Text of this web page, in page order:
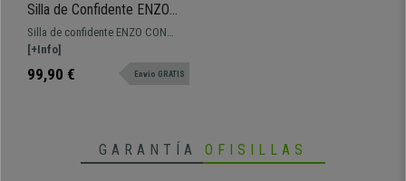
Silla de Confidente ENZO
CON BRAZOS, Cómoda y
Práctica, Apilable, Color
Silla de confidente ENZO CON
BRAZOS, precioso diseño
vanguardista. Perfecto para salas
de espera o de conferencias.
[+Info]
99,90 € Envio GRATIS
GARANTÍA OFISILLAS